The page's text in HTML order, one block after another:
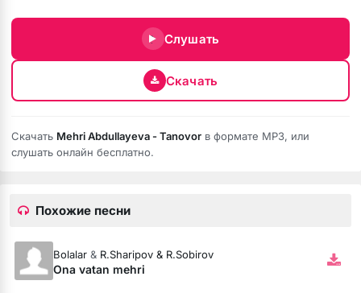
Слушать
Скачать
Скачать Mehri Abdullayeva - Tanovor в формате MP3, или
слушать онлайн бесплатно.
Похожие песни
Bolalar & R.Sharipov & R.Sobirov
Ona vatan mehri